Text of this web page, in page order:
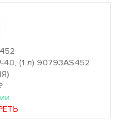
40, (1 л) 90793AS452